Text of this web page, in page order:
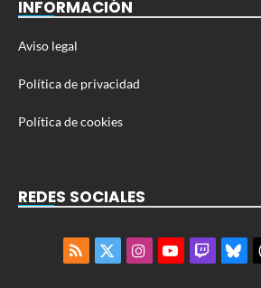
INFORMACIÓN
Aviso legal
Política de privacidad
Política de cookies
REDES SOCIALES
RSS
X
InstagramYouTubeTwitch